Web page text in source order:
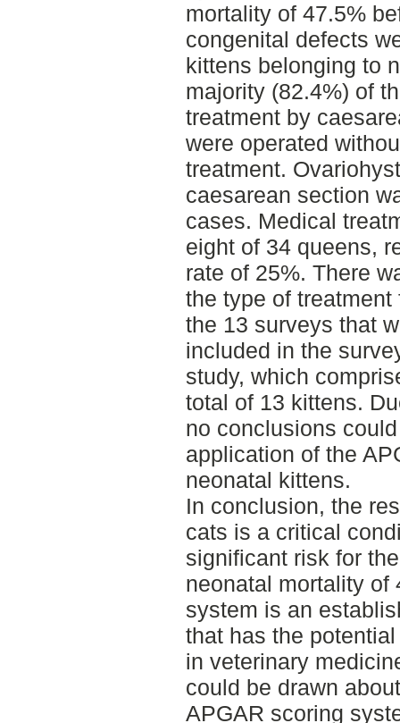
mortality of 47.5%
congenital defects
kittens belonging to
majority (82.4%) of
treatment by
were operated
treatment.
caesarean section
cases. Medical
eight of 34 queens,
rate of 25%. There
the type of
the 13 surveys that
included in the
study, which
total of 13 kittens.
no conclusions
application of the
neonatal kittens.
In conclusion, the
cats is a critical
significant risk for
neonatal mortality of
system is an
that has the
in veterinary
could be drawn
APGAR scoring